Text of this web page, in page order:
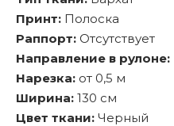
Принт: Полоска
Раппорт: Отсутствует
Направление в рулоне:
Нарезка: от 0,5 м
Ширина: 130 см
Цвет ткани: Черный